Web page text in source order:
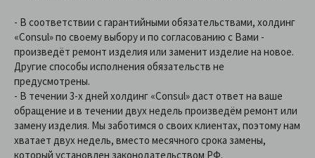
- В соответствии с гарантийными обязательствами, холдинг
«Consul» по своему выбору и по согласованию с Вами -
произведёт ремонт изделия или заменит изделие на новое.
Другие способы исполнения обязательств не
предусмотрены.
- В течении 3-х дней холдинг «Consul» даст ответ на ваше
обращение и в течении двух недель произведём ремонт или
замену изделия. Мы заботимся о своих клиентах, поэтому нам
хватает двух недель, вместо месячного срока замены,
который установлен законодательством РФ.